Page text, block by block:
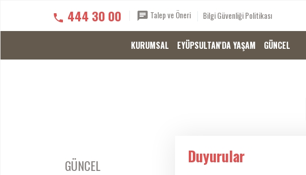
444 30 00 Talep ve Öneri Bilgi Güvenliği Politikası
KURUMSAL EYÜPSULTAN'DA YAŞAM GÜNCEL
GÜNCEL Duyurular